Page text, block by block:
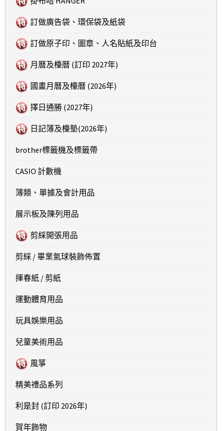
訂做廣告袋、環保袋及紙袋
訂做原子印、圖章、人名貼紙及印台
月曆及檯曆 (訂印 2027年)
國畫月曆及檯曆 (2026年)
擇日通勝 (2027年)
日記簿及檯墊(2026年)
brother標籤機及標籤帶
CASIO 計數機
簿類、單據及會計用品
展示板及陳列用品
剪綵開張用品
剪綵 / 畢業氣球裝飾佈置
揮春紙 / 剪紙
運動體育用品
玩具娛樂用品
兒童美術用品
風箏
精美禮品系列
利是封 (訂印 2026年)
賀年飾物